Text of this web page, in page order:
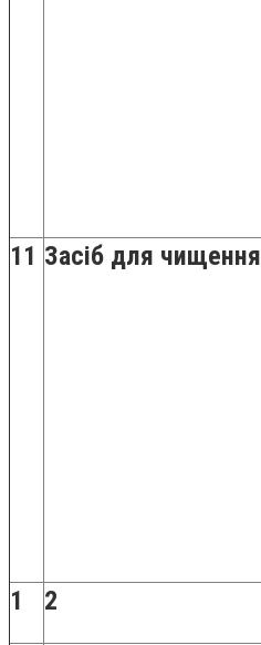
11 Засіб для чищення
1 2